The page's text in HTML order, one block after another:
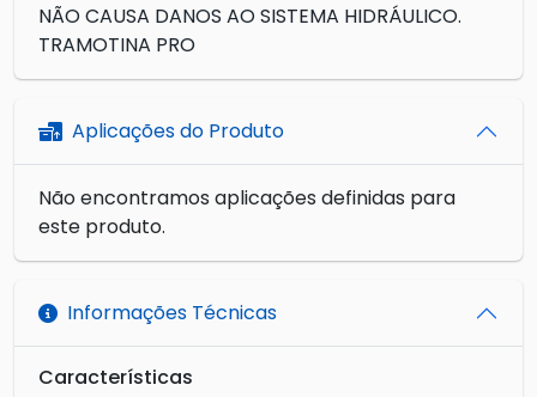
NÃO CAUSA DANOS AO SISTEMA HIDRÁULICO.
TRAMOTINA PRO
Aplicações do Produto
Não encontramos aplicações definidas para
este produto.
Informações Técnicas
Características